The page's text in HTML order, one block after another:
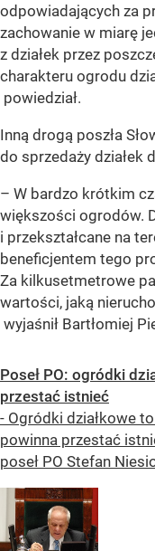
odpowiadających za
zachowanie w miarę
z działek przez
charakteru ogrodu
powiedział.
Inną drogą poszła
do sprzedaży działek
– W bardzo krótkim
większości ogrodów.
i przekształcane na
beneficjentem tego
Za kilkusetmetrowe
wartości, jaką
wyjaśnił Bartłomiej
Poseł PO: ogródki
przestać istnieć
- Ogródki działkowe
powinna przestać
poseł PO Stefan